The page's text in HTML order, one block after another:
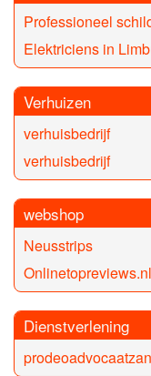
Professioneel
Elektriciens in
Verhuizen
verhuisbedrijf
verhuisbedrijf
webshop
Neusstrips
Onlinetopreviews.nl
Dienstverlening